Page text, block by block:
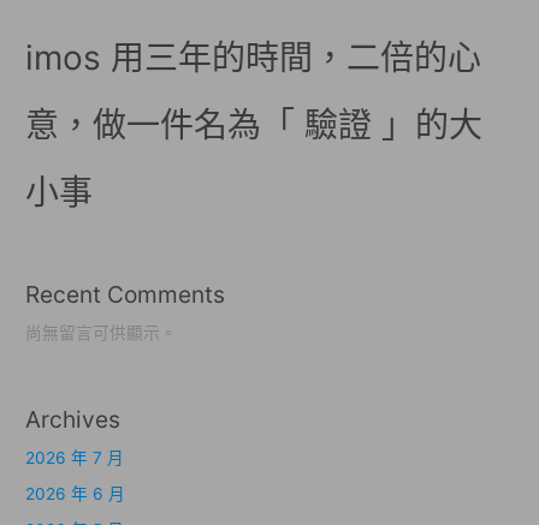
imos 用三年的時間，二倍的心
意，做一件名為「 驗證 」的大
小事
Recent Comments
尚無留言可供顯示。
Archives
2026 年 7 月
2026 年 6 月